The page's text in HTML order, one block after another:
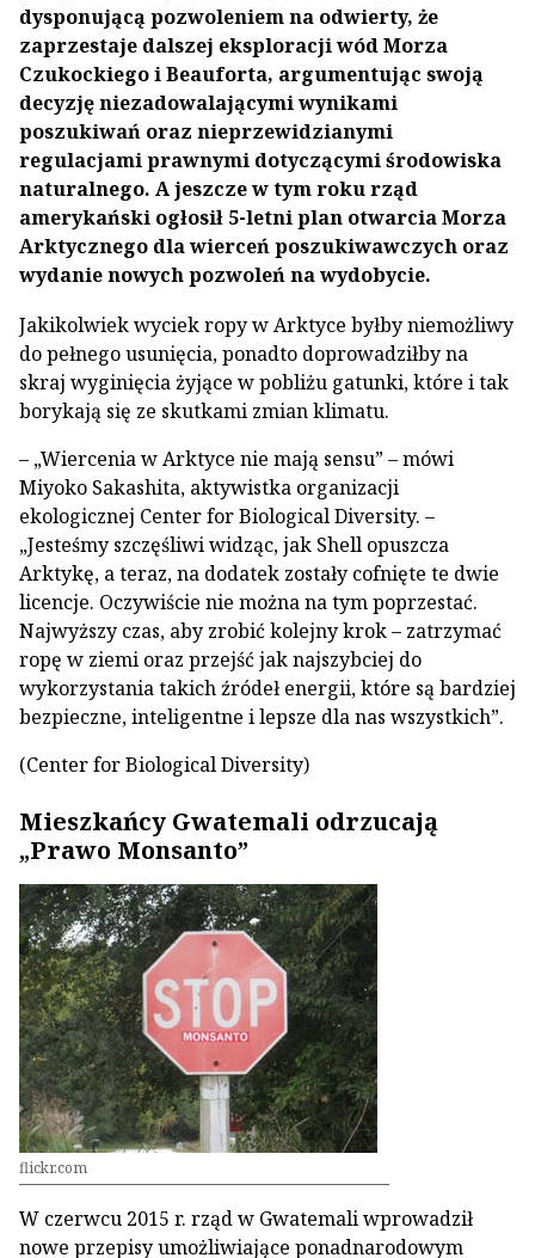
dysponującą pozwoleniem na odwierty, że
zaprzestaje dalszej eksploracji wód Morza
Czukockiego i Beauforta, argumentując swoją
decyzję niezadowalającymi wynikami
poszukiwań oraz nieprzewidzianymi
regulacjami prawnymi dotyczącymi środowiska
naturalnego. A jeszcze w tym roku rząd
amerykański ogłosił 5-letni plan otwarcia Morza
Arktycznego dla wierceń poszukiwawczych oraz
wydanie nowych pozwoleń na wydobycie.
Jakikolwiek wyciek ropy w Arktyce byłby niemożliwy
do pełnego usunięcia, ponadto doprowadziłby na
skraj wyginięcia żyjące w pobliżu gatunki, które i tak
borykają się ze skutkami zmian klimatu.
– „Wiercenia w Arktyce nie mają sensu” – mówi
Miyoko Sakashita, aktywistka organizacji
ekologicznej Center for Biological Diversity. –
„Jesteśmy szczęśliwi widząc, jak Shell opuszcza
Arktykę, a teraz, na dodatek zostały cofnięte te dwie
licencje. Oczywiście nie można na tym poprzestać.
Najwyższy czas, aby zrobić kolejny krok – zatrzymać
ropę w ziemi oraz przejść jak najszybciej do
wykorzystania takich źródeł energii, które są bardziej
bezpieczne, inteligentne i lepsze dla nas wszystkich”.
(Center for Biological Diversity)
Mieszkańcy Gwatemali odrzucają
„Prawo Monsanto”
flickr.com
W czerwcu 2015 r. rząd w Gwatemali wprowadził
nowe przepisy umożliwiające ponadnarodowym